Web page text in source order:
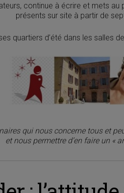
continue à écrire et mets
présents sur site à partir de
quartiers d’été dans les salles
qui nous concerne tous et
et nous permettre d’en faire un «